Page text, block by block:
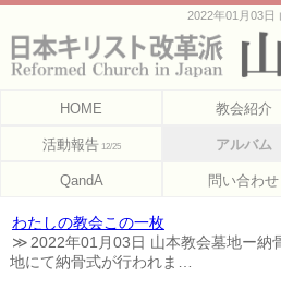
2022年01月03日
HOME 教会紹介
活動報告 12/25 アルバム
QandA 問い合わせ
わたしの教会この一枚
2022年01月03日 山本教会墓地ー納
地にて納骨式が行われま…